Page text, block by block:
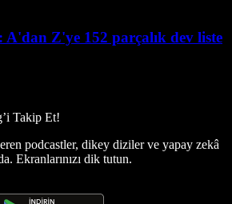
A'dan Z'ye 152 parçalık dev liste
Takip Et!
podcastler, dikey diziler ve yapay zekâ
Ekranlarınızı dik tutun.